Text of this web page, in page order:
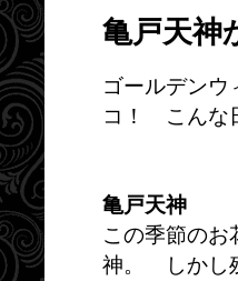
亀戸天神
ゴールデンウ
コ！ こんな
亀戸天神
この季節のお
神。 しかし